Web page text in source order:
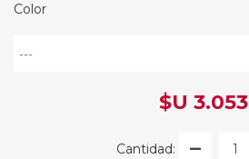
Color
$U 3.053
Cantidad: